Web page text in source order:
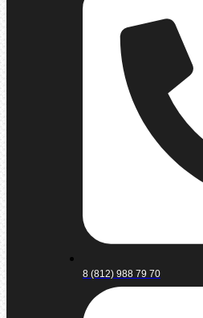
8 (812) 988 79 70